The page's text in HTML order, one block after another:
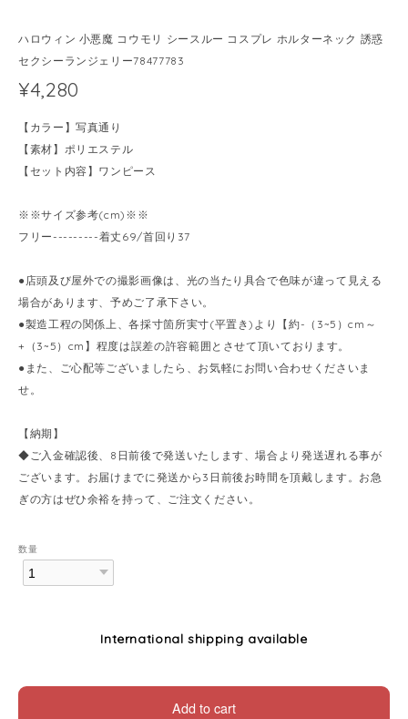
ハロウィン 小悪魔 コウモリ シースルー コスプレ ホルターネック 誘惑
セクシーランジェリー78477783
¥4,280
【カラー】写真通り
【素材】ポリエステル
【セット内容】ワンピース
※※サイズ参考(cm)※※
フリー---------着丈69/首回り37
●店頭及び屋外での撮影画像は、光の当たり具合で色味が違って見える
場合があります、予めご了承下さい。
●製造工程の関係上、各採寸箇所実寸(平置き)より【約-（3~5）cm～
+（3~5）cm】程度は誤差の許容範囲とさせて頂いております。
●また、ご心配等ございましたら、お気軽にお問い合わせくださいま
せ。
【納期】
◆ご入金確認後、8日前後で発送いたします、場合より発送遅れる事が
ございます。お届けまでに発送から3日前後お時間を頂戴します。お急
ぎの方はぜひ余裕を持って、ご注文ください。
数量
International shipping available
Add to cart